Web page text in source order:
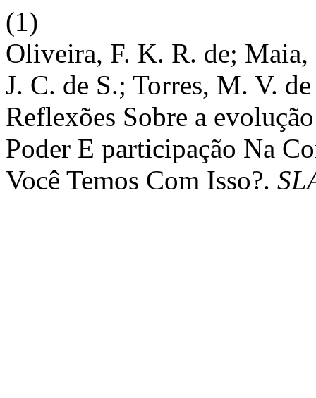
(1)
Oliveira, F. K. R. de;
J. C. de S.; Torres, M. V.
Reflexões Sobre a
Poder E participação Na
Você Temos Com Isso?.